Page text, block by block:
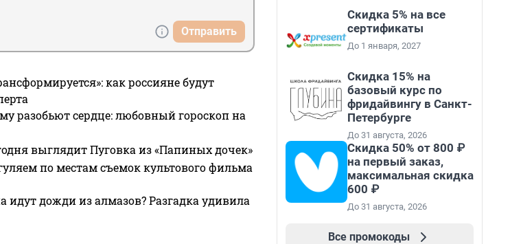
Отправить
как россияне будут
разобьют сердце: любовный гороскоп на
выглядит Пуговка из «Папиных дочек»
по местам съемок культового фильма
дожди из алмазов? Разгадка удивила
Скидка 5% на все
сертификаты
До 1 января, 2027
Скидка 15% на
базовый курс по
фридайвингу в Санкт-
Петербурге
До 31 августа, 2026
Скидка 50% от 800 ₽
на первый заказ,
максимальная скидка
600 ₽
До 31 августа, 2026
Все промокоды